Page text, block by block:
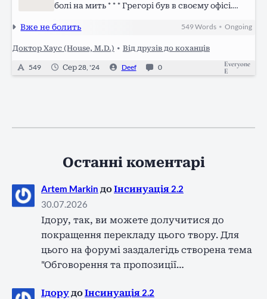
болі на мить * * * Грегорі був в своєму офісі.
тихим спокоєм і смутком. Він не хоче вмикати
Вже не болить 549Words •Ongoing
Доктор Хаус (House, M.D.) • Від друзів до коханців
549 Сер 28, '24 Deef 0
Everyone
E
Останні коментарі
Artem Markin доІнсинуація 2.2
30.07.2026
Ідору, так, ви можете долучитися до
покращення перекладу цього твору. Для
цього на форумі заздалегідь створена тема
"Обговорення та пропозиції…
Ідору доІнсинуація 2.2